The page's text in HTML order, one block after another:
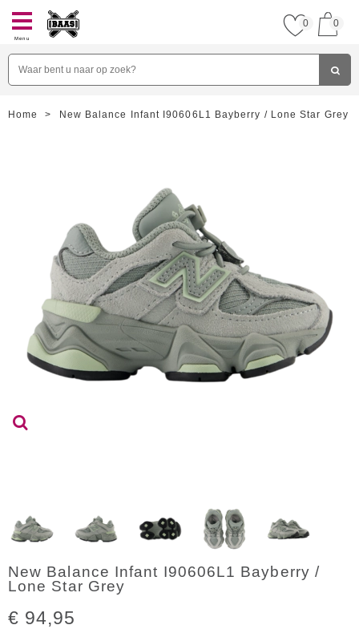
Menu
0 0
Home > New Balance Infant I90606L1 Bayberry / Lone Star Grey
New Balance Infant I90606L1 Bayberry /
Lone Star Grey
€ 94,95